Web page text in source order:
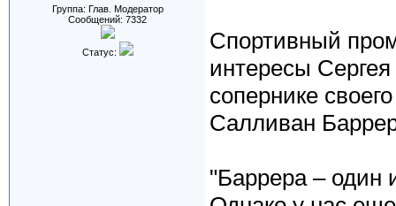
Группа: Глав. Модератор
Сообщений: 7332
Статус:
Спортивный
интересы
сопернике
Салливан
"Баррера – один